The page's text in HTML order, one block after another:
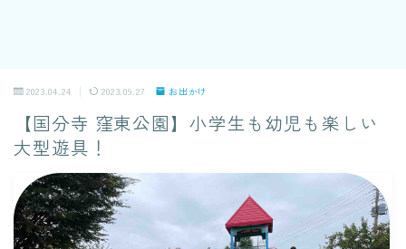
2023.04.24 2023.09.27 お出かけ
【国分寺 窪東公園】小学生も幼児も楽しい
大型遊具！